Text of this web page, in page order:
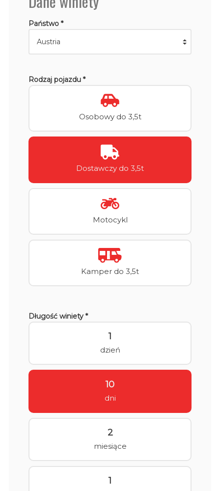
Państwo *
Rodzaj pojazdu *
Osobowy do 3,5t
Dostawczy do 3,5t
Motocykl
Kamper do 3,5t
Długość winiety *
1
dzień
10
dni
2
miesiące
1